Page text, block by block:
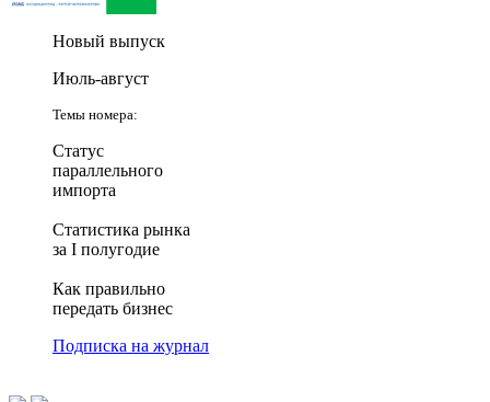
Новый выпуск
Июль-август
Темы номера:
Статус
параллельного
импорта
Статистика рынка
за I полугодие
Как правильно
передать бизнес
Подписка на журнал